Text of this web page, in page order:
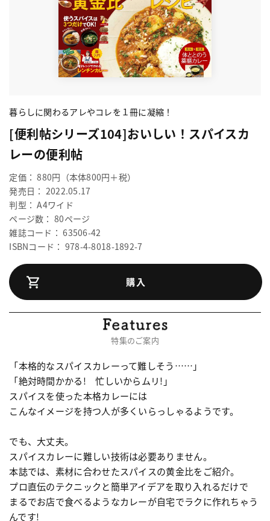
暮らしに関わるアレやコレを１冊に凝縮！
[便利帖シリーズ104]おいしい！スパイスカ
レーの便利帖
定価： 880円（本体800円＋税）
発売日： 2022.05.17
判型： A4ワイド
ページ数： 80ページ
雑誌コード： 63506-42
ISBNコード： 978-4-8018-1892-7
購入
特集のご案内
「本格的なスパイスカレーって難しそう……」
「絶対時間かかる! 忙しいからムリ!」
スパイスを使った本格カレーには
こんなイメージを持つ人が多くいらっしゃるようです。
でも、大丈夫。
スパイスカレーに難しい技術は必要ありません。
本誌では、素材に合わせたスパイスの黄金比をご紹介。
プロ直伝のテクニックと簡単アイデアを取り入れるだけで
まるでお店で食べるようなカレーが自宅でラクに作れちゃう
んです!